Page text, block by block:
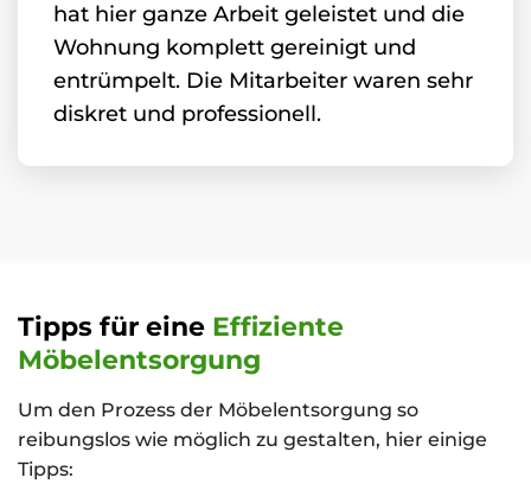
hat hier ganze Arbeit geleistet und die
Wohnung komplett gereinigt und
entrümpelt. Die Mitarbeiter waren sehr
diskret und professionell.
Tipps für eine Effiziente
Möbelentsorgung
Um den Prozess der Möbelentsorgung so
reibungslos wie möglich zu gestalten, hier einige
Tipps: